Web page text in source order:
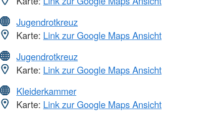
Jugendrotkreuz
Karte: Link zur Google Maps Ansicht
Jugendrotkreuz
Karte: Link zur Google Maps Ansicht
Kleiderkammer
Karte: Link zur Google Maps Ansicht